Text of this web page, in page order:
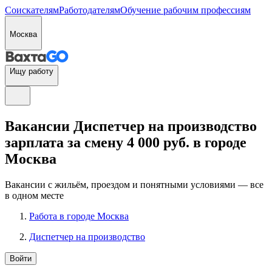
СоискателямРаботодателямОбучение рабочим профессиям
Москва
Ищу работу
Вакансии Диспетчер на производство
зарплата за смену 4 000 руб. в городе
Москва
Вакансии с жильём, проездом и понятными условиями — все
в одном месте
Работа в городе Москва
Диспетчер на производство
Войти